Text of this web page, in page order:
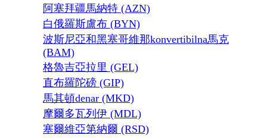
阿塞拜疆馬納特 (AZN)
白俄羅斯盧布 (BYN)
波斯尼亞和黑塞哥維那konvertibilna馬克
(BAM)
格魯吉亞拉里 (GEL)
直布羅陀磅 (GIP)
馬其頓denar (MKD)
摩爾多瓦列伊 (MDL)
塞爾維亞第納爾 (RSD)